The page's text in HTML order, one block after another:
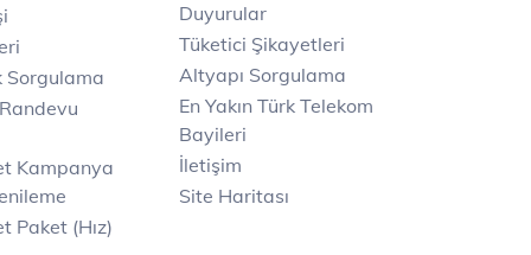
Sorgulama
Kampanya
Paket (Hız)
Duyurular
Tüketici Şikayetleri
Altyapı Sorgulama
En Yakın Türk Telekom
Bayileri
İletişim
Site Haritası